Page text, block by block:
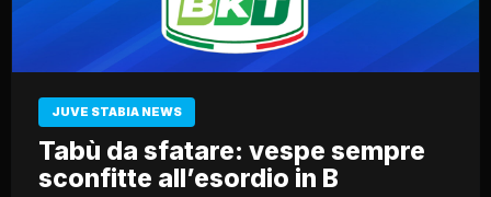
JUVE STABIA NEWS
Tabù da sfatare: vespe sempre
sconfitte all’esordio in B